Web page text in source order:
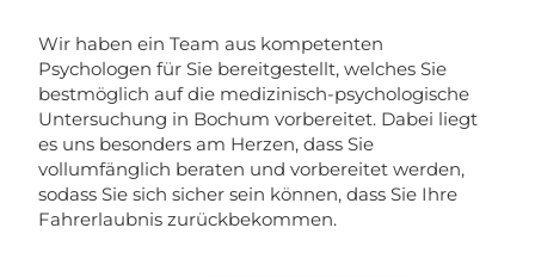
Wir haben ein Team aus kompetenten
Psychologen für Sie bereitgestellt, welches Sie
bestmöglich auf die medizinisch-psychologische
Untersuchung in Bochum vorbereitet. Dabei liegt
es uns besonders am Herzen, dass Sie
vollumfänglich beraten und vorbereitet werden,
sodass Sie sich sicher sein können, dass Sie Ihre
Fahrerlaubnis zurückbekommen.